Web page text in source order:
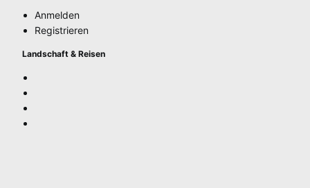
Anmelden
Registrieren
Landschaft & Reisen